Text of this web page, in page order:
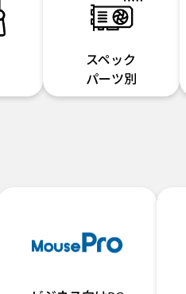
スペック
パーツ別